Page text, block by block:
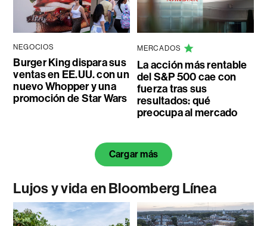
NEGOCIOS
Burger King dispara sus
ventas en EE.UU. con un
nuevo Whopper y una
promoción de Star Wars
MERCADOS
La acción más rentable
del S&P 500 cae con
fuerza tras sus
resultados: qué
preocupa al mercado
Cargar más
Lujos y vida en Bloomberg Línea